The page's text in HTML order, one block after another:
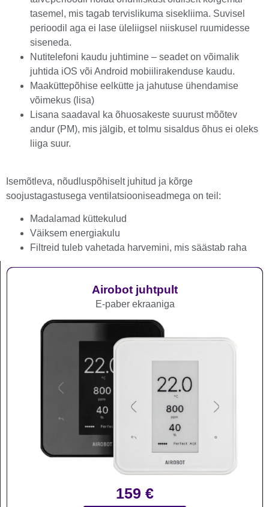
tasemel, mis tagab tervislikuma sisekliima. Suvisel
perioodil aga ei lase üleliigsel niiskusel ruumidesse
siseneda.
Nutitelefoni kaudu juhtimine – seadet on võimalik
juhtida iOS või Android mobiilirakenduse kaudu.
Maaküttepõhise eelkütte ja jahutuse ühendamise
võimekus (lisa)
Lisana saadaval ka õhuosakeste suurust mõõtev
andur (PM), mis jälgib, et tolmu sisaldus õhus ei oleks
liiga suur.
Isemõtleva, nõudluspõhiselt juhitud ja kõrge
soojustagastusega ventilatsiooniseadmega on teil:
Madalamad küttekulud
Väiksem energiakulu
Filtreid tuleb vahetada harvemini, mis säästab raha
Airobot juhtpult
E-paber ekraaniga
159 €